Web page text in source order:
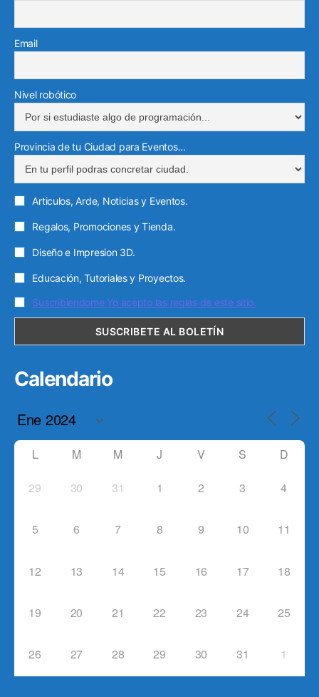
Email
Nivel robótico
Provincia de tu Ciudad para Eventos...
Articulos, Arde, Noticias y Eventos.
Regalos, Promociones y Tienda.
Diseño e Impresion 3D.
Educación, Tutoriales y Proyectos.
Suscribiendome Yo acepto las reglas de este sitio.
Calendario
L M M J V S D
29 30 31 1 2 3 4
5 6 7 8 9 10 11
12 13 14 15 16 17 18
19 20 21 22 23 24 25
26 27 28 29 30 31 1